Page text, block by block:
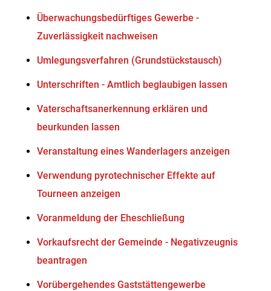
Überwachungsbedürftiges Gewerbe -
Zuverlässigkeit nachweisen
Umlegungsverfahren (Grundstückstausch)
Unterschriften - Amtlich beglaubigen lassen
Vaterschaftsanerkennung erklären und
beurkunden lassen
Veranstaltung eines Wanderlagers anzeigen
Verwendung pyrotechnischer Effekte auf
Tourneen anzeigen
Voranmeldung der Eheschließung
Vorkaufsrecht der Gemeinde - Negativzeugnis
beantragen
Vorübergehendes Gaststättengewerbe